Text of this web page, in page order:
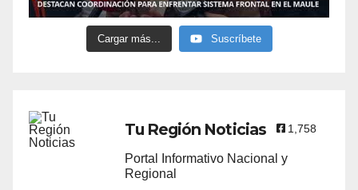
Cargar más... Suscríbete
Tu Región Noticias 1,758
Portal Informativo Nacional y
Regional